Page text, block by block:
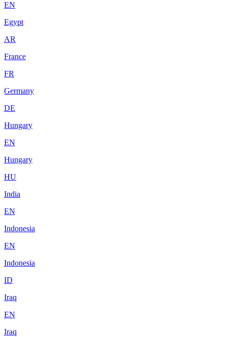
EN
Egypt
AR
France
FR
Germany
DE
Hungary
EN
Hungary
HU
India
EN
Indonesia
EN
Indonesia
ID
Iraq
EN
Iraq